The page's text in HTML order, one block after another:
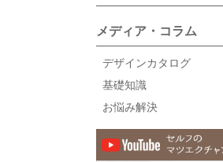
メディア・コラム
デザインカタログ
基礎知識
お悩み解決